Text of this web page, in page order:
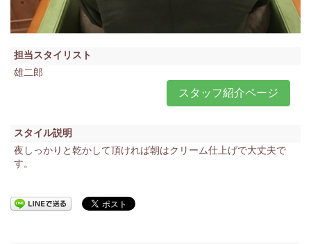
担当スタイリスト
雄二郎
スタッフ紹介ページ
スタイル説明
夜しっかりと乾かして頂ければ朝はクリーム仕上げで大丈夫で
す。